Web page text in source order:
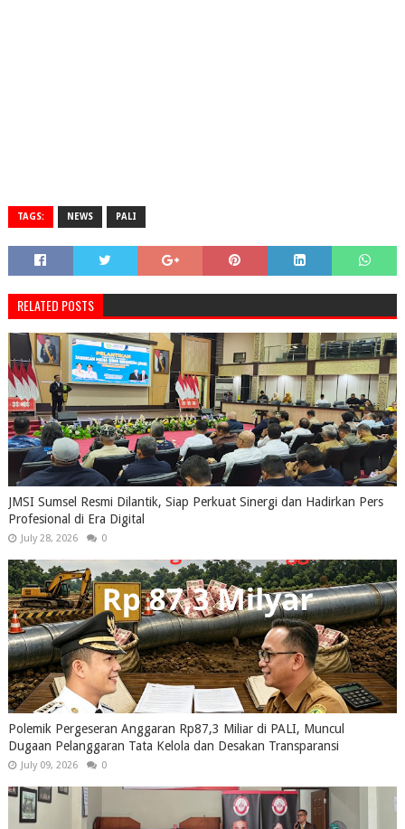
TAGS: NEWS PALI
RELATED POSTS
JMSI Sumsel Resmi Dilantik, Siap Perkuat Sinergi dan Hadirkan Pers
Profesional di Era Digital
July 28, 2026 0
Polemik Pergeseran Anggaran Rp87,3 Miliar di PALI, Muncul
Dugaan Pelanggaran Tata Kelola dan Desakan Transparansi
July 09, 2026 0